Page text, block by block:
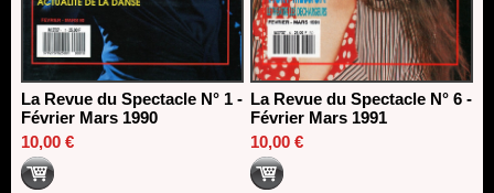
La Revue du Spectacle N° 1 -
Février Mars 1990
10,00 €
La Revue du Spectacle N° 6 -
Février Mars 1991
10,00 €